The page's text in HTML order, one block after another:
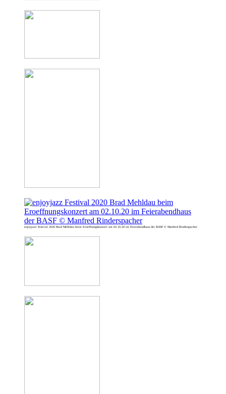
enjoyjazz Festival 2020 Brad Mehldau beim Eroeffnungskonzert am 02.10.20 im Feierabendhaus der BASF © Manfred Rinderspacher